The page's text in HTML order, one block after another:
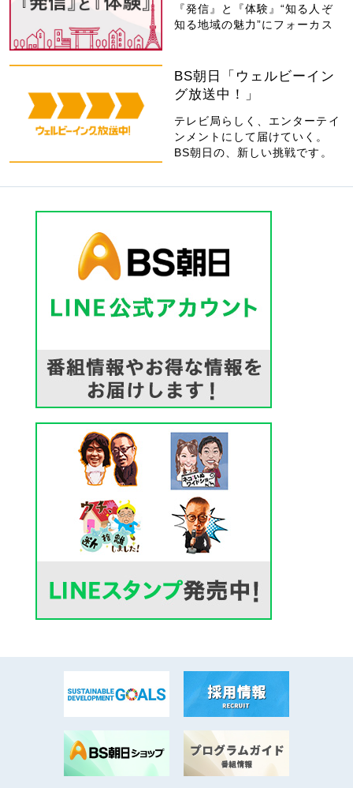
『発信』と『体験』“知る人ぞ
知る地域の魅力”にフォーカス
BS朝日「ウェルビーイン
グ放送中！」
テレビ局らしく、エンターテイ
ンメントにして届けていく。
BS朝日の、新しい挑戦です。